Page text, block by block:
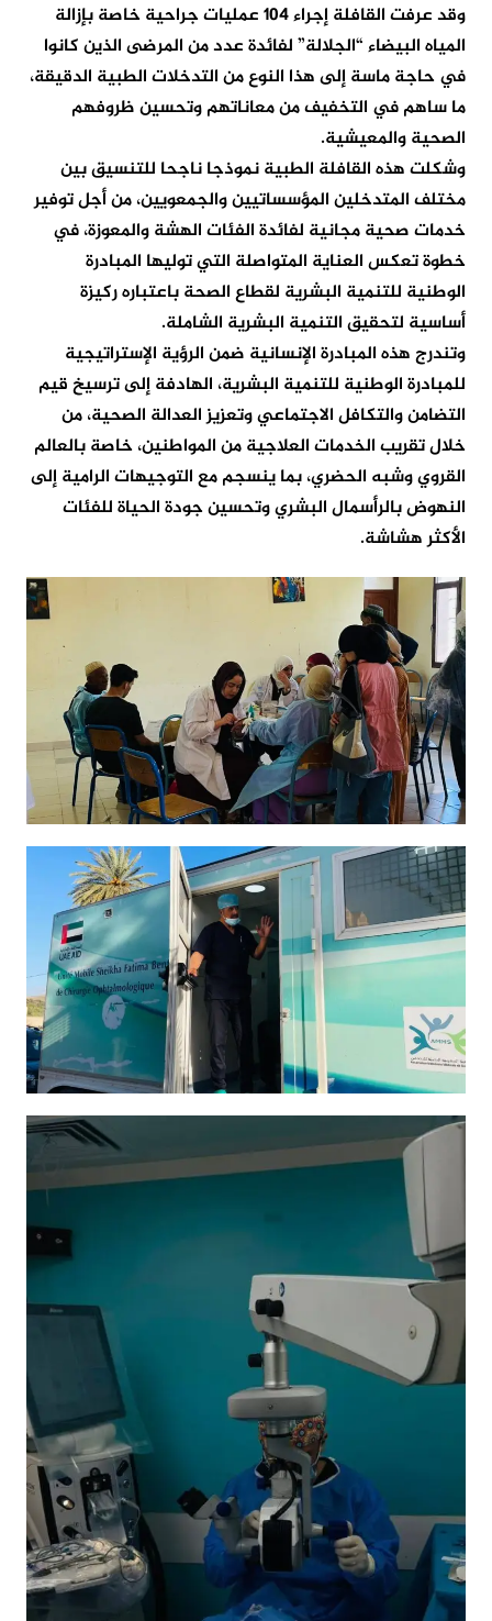
وقد عرفت القافلة إجراء 104 عمليات جراحية خاصة بإزالة
المياه البيضاء “الجلالة” لفائدة عدد من المرضى الذين كانوا
في حاجة ماسة إلى هذا النوع من التدخلات الطبية الدقيقة،
ما ساهم في التخفيف من معاناتهم وتحسين ظروفهم
الصحية والمعيشية.
وشكلت هذه القافلة الطبية نموذجا ناجحا للتنسيق بين
مختلف المتدخلين المؤسساتيين والجمعويين، من أجل توفير
خدمات صحية مجانية لفائدة الفئات الهشة والمعوزة، في
خطوة تعكس العناية المتواصلة التي توليها المبادرة
الوطنية للتنمية البشرية لقطاع الصحة باعتباره ركيزة
أساسية لتحقيق التنمية البشرية الشاملة.
وتندرج هذه المبادرة الإنسانية ضمن الرؤية الإستراتيجية
للمبادرة الوطنية للتنمية البشرية، الهادفة إلى ترسيخ قيم
التضامن والتكافل الاجتماعي وتعزيز العدالة الصحية، من
خلال تقريب الخدمات العلاجية من المواطنين، خاصة بالعالم
القروي وشبه الحضري، بما ينسجم مع التوجيهات الرامية إلى
النهوض بالرأسمال البشري وتحسين جودة الحياة للفئات
الأكثر هشاشة.